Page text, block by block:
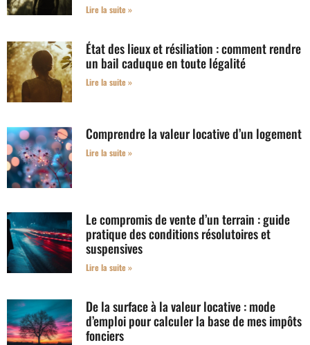
Lire la suite »
État des lieux et résiliation : comment rendre
un bail caduque en toute légalité
Lire la suite »
Comprendre la valeur locative d’un logement
Lire la suite »
Le compromis de vente d’un terrain : guide
pratique des conditions résolutoires et
suspensives
Lire la suite »
De la surface à la valeur locative : mode
d’emploi pour calculer la base de mes impôts
fonciers